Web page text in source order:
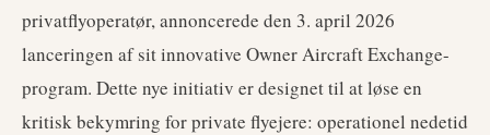
privatflyoperatør, annoncerede den 3. april 2026
lanceringen af sit innovative Owner Aircraft Exchange-
program. Dette nye initiativ er designet til at løse en
kritisk bekymring for private flyejere: operationel nedetid